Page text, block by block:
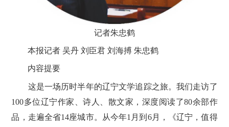
记者朱忠鹤
本报记者 吴丹 刘臣君 刘海搏 朱忠鹤
内容提要
这是一场历时半年的辽宁文学追踪之旅。我们走访了
100多位辽宁作家、诗人、散文家，深度阅读了80余部作
品，走遍全省14座城市。从今年1月到6月，《辽宁，值得